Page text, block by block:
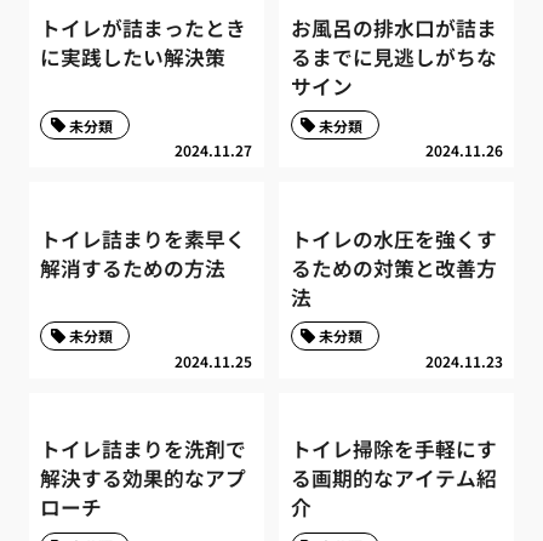
トイレが詰まったとき
に実践したい解決策
2024.11.27
未分類
お風呂の排水口が詰ま
るまでに見逃しがちな
サイン
2024.11.26
未分類
トイレ詰まりを素早く
解消するための方法
2024.11.25
未分類
トイレの水圧を強くす
るための対策と改善方
法
2024.11.23
未分類
トイレ詰まりを洗剤で
解決する効果的なアプ
ローチ
トイレ掃除を手軽にす
る画期的なアイテム紹
介